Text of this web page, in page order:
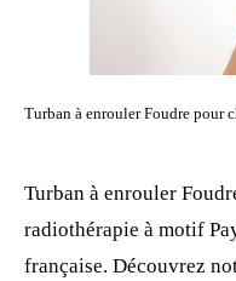
Turban à enrouler Foudre pour
Turban à enrouler
radiothérapie à motif
française. Découvrez